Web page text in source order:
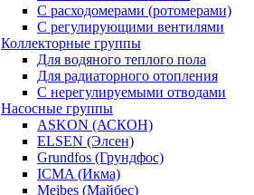
С расходомерами (ротомерами)
С регулирующими вентилями
Коллекторные группы
Для водяного теплого пола
Для радиаторного отопления
С нерегулируемыми отводами
Насосные группы
ASKON (АСКОН)
ELSEN (Элсен)
Grundfos (Грундфос)
ICMA (Икма)
Meibes (Майбес)